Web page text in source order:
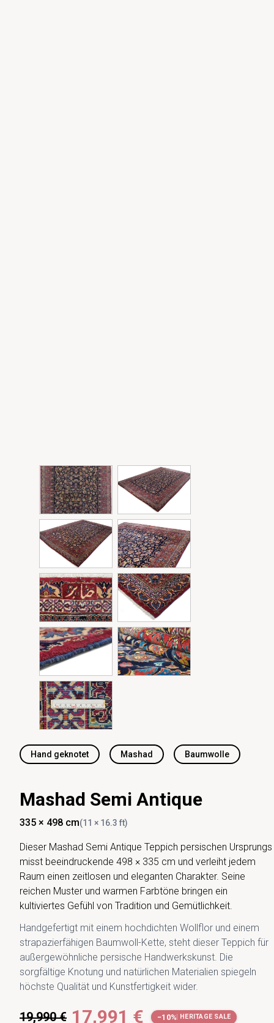
Hand geknotet Mashad Baumwolle
Mashad Semi Antique
335 × 498 cm(11 × 16.3 ft)
Dieser Mashad Semi Antique Teppich persischen Ursprungs
misst beeindruckende 498 × 335 cm und verleiht jedem
Raum einen zeitlosen und eleganten Charakter. Seine
reichen Muster und warmen Farbtöne bringen ein
kultiviertes Gefühl von Tradition und Gemütlichkeit.
Handgefertigt mit einem hochdichten Wollflor und einem
strapazierfähigen Baumwoll-Kette, steht dieser Teppich für
außergewöhnliche persische Handwerkskunst. Die
sorgfältige Knotung und natürlichen Materialien spiegeln
höchste Qualität und Kunstfertigkeit wider.
19,990 € 17,991 € −10% HERITAGE SALE